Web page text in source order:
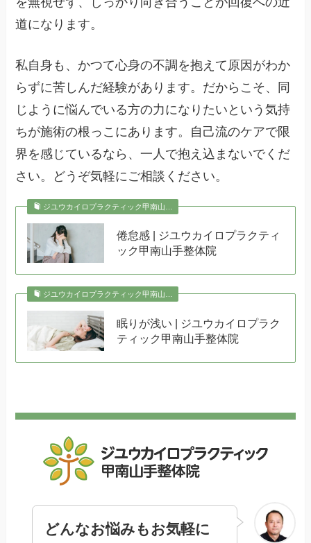
道になります。
私自身も、かつて心身の不調を抱えて原因がわか
らずに苦しんだ経験があります。だからこそ、同
じように悩んでいる方の力になりたいという気持
ちが施術の根っこにあります。自己流のケアで限
界を感じているなら、一人で抱え込まないでくだ
さい。どうぞ気軽にご相談ください。
ジユウカイロプラクティック甲南山…
倦怠感 | ジユウカイロプラクティ
ック甲南山手整体院
ジユウカイロプラクティック甲南山…
眠りが浅い | ジユウカイロプラク
ティック甲南山手整体院
どんなお悩みもお気軽に